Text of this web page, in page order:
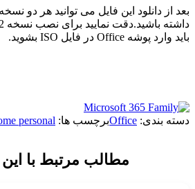
باید وارد پوشه Office در فایل ISO بشوید.
دسته بندی: Officeبرچسب ها: personal
مطالب مرتبط با